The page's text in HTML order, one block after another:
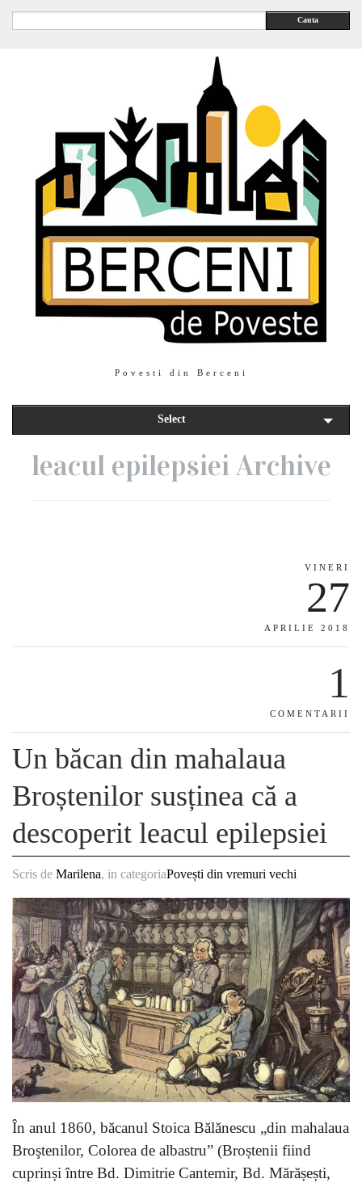
Cauta
Povesti din Berceni
Select
leacul epilepsiei Archive
VINERI
27
APRILIE 2018
1
COMENTARII
Un băcan din mahalaua
Broștenilor susținea că a
descoperit leacul epilepsiei
Scris de Marilena, in categoriaPovești din vremuri vechi
În anul 1860, băcanul Stoica Bălănescu „din mahalaua
Broştenilor, Colorea de albastru” (Broștenii fiind
cuprinși între Bd. Dimitrie Cantemir, Bd. Mărășești,